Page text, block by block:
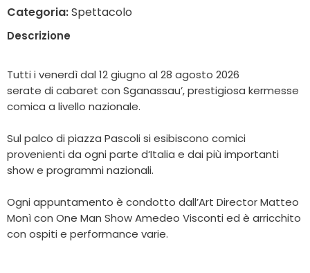
Categoria:Spettacolo
Descrizione
Tutti i venerdì dal 12 giugno al 28 agosto 2026
serate di cabaret con Sganassau’, prestigiosa kermesse
comica a livello nazionale.
Sul palco di piazza Pascoli si esibiscono comici
provenienti da ogni parte d‘Italia e dai più importanti
show e programmi nazionali.
Ogni appuntamento è condotto dall’Art Director Matteo
Monì con One Man Show Amedeo Visconti ed è arricchito
con ospiti e performance varie.